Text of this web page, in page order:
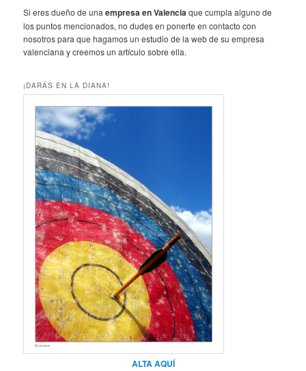
Si eres dueño de unaempresa en Valenciaque cumpla alguno de
los puntos mencionados, no dudes en ponerte en contacto con
nosotros para que hagamos un estudio de la web de su empresa
valenciana y creemos un artículo sobre ella.
¡DARÁS EN LA DIANA!
ALTA AQUÍ